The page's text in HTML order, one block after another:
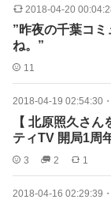
2018-04-20
”昨夜の千葉コ
ね。”
11
2018-04-19 02:54:30 ・
【 北原照久さ
ティTV 開局1周
3 2 1
2018-04-16 02:29:39 ・